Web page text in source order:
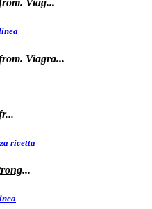
Viag...
Viagra...
ricetta
...